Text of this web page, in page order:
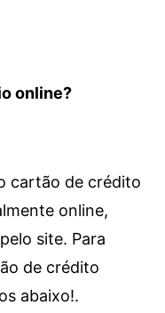
online?
cartão de crédito
online,
site. Para
de crédito
abaixo!.